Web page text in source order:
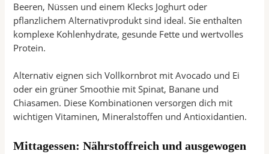
Beeren, Nüssen und einem Klecks Joghurt oder
pflanzlichem Alternativprodukt sind ideal. Sie enthalten
komplexe Kohlenhydrate, gesunde Fette und wertvolles
Protein.
Alternativ eignen sich Vollkornbrot mit Avocado und Ei
oder ein grüner Smoothie mit Spinat, Banane und
Chiasamen. Diese Kombinationen versorgen dich mit
wichtigen Vitaminen, Mineralstoffen und Antioxidantien.
Mittagessen: Nährstoffreich und ausgewogen